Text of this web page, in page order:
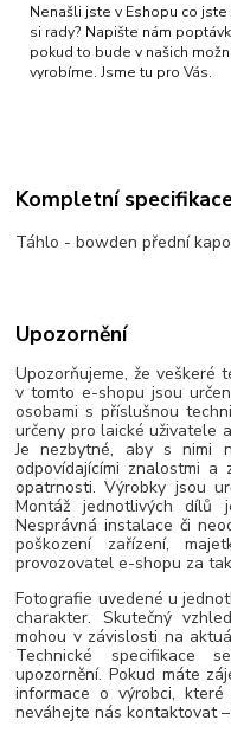
Nenašli jste v Eshopu co
si rady? Napište nám
pokud to bude v našich
vyrobíme. Jsme tu pro Vás.
Kompletní
Táhlo - bowden přední
Upozornění
Upozorňujeme, že veškeré
v tomto e-shopu jsou
osobami s příslušnou
určeny pro laické uživatele
Je nezbytné, aby s nimi
odpovídajícími znalostmi a
opatrnosti. Výrobky jsou
Montáž jednotlivých dílů
Nesprávná instalace či
poškození zařízení,
provozovatel e-shopu za
Fotografie uvedené u
charakter. Skutečný
mohou v závislosti na
Technické specifikace
upozornění. Pokud máte
informace o výrobci,
neváhejte nás kontaktovat